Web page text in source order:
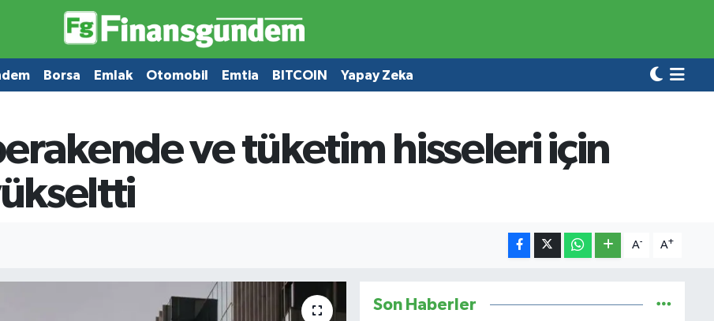
Borsa Emlak Otomobil Emtia BITCOIN Yapay Zeka
ve tüketim hisseleri için
A- A+
Son Haberler